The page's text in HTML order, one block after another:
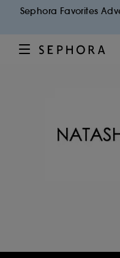
Sephora Favorites